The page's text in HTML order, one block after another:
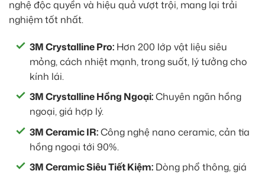
nghệ độc quyền và hiệu quả vượt trội, mang lại trải
nghiệm tốt nhất.
3M Crystalline Pro: Hơn 200 lớp vật liệu siêu
mỏng, cách nhiệt mạnh, trong suốt, lý tưởng cho
kính lái.
3M Crystalline Hồng Ngoại:Chuyên ngăn hồng
ngoại, giá hợp lý.
3M Ceramic IR:Công nghệ nano ceramic, cản tia
hồng ngoại tới 90%.
3M Ceramic Siêu Tiết Kiệm: Dòng phổ thông, giá